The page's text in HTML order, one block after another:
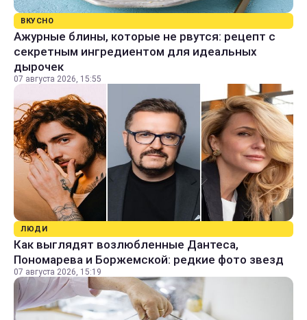
ВКУСНО
Ажурные блины, которые не рвутся: рецепт с
секретным ингредиентом для идеальных
дырочек
07 августа 2026, 15:55
ЛЮДИ
Как выглядят возлюбленные Дантеса,
Пономарева и Боржемской: редкие фото звезд
07 августа 2026, 15:19